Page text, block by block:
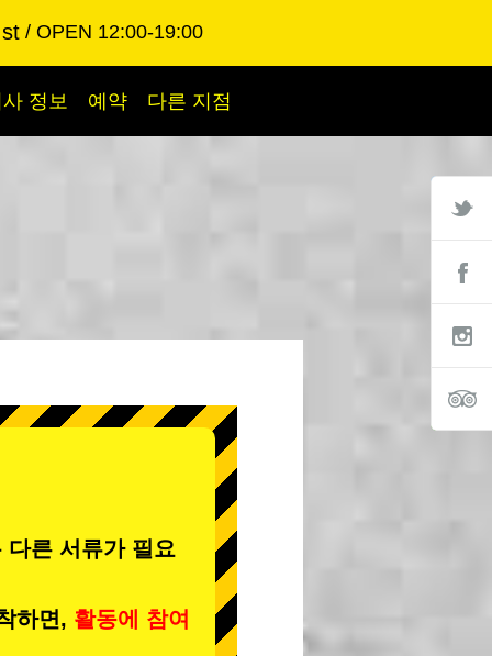
OPEN 12:00-19:00
정보 예약 다른 지점
른 서류가 필요
하면, 활동에 참여